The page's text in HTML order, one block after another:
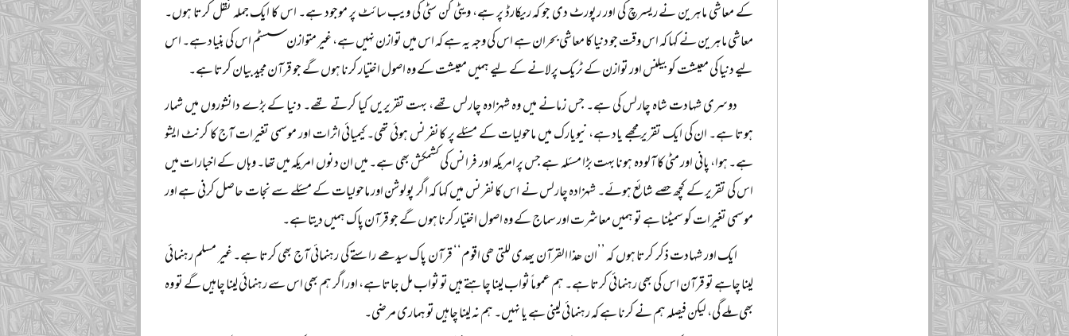
کے معاشی ماہرین نے ریسرچ کی اور رپورٹ دی جو کہ ریکارڈ پر ہے، ویٹی کن سٹی کی ویب سائٹ پر موجود ہے۔ اس کا ایک جملہ نقل کرتا ہوں۔
معاشی ماہرین نے کہا کہ اس وقت جو دنیا کا معاشی بحران ہے اس کی وجہ یہ ہے کہ اس میں توازن نہیں ہے، غیر متوازن سسٹم اس کی بنیاد ہے۔ اس
لیے دنیا کی معیشت کو بیلنس اور توازن کے ٹریک پر لانے کے لیے ہمیں معیشت کے وہ اصول اختیار کرنا ہوں گے جو قرآن مجید بیان کرتا ہے۔
دوسری شہادت شاہ چارلس کی ہے۔ جس زمانے میں وہ شہزادہ چارلس تھے، بہت تقریریں کیا کرتے تھے۔ دنیا کے بڑے دانشوروں میں شمار
ہوتا ہے۔ ان کی ایک تقریر مجھے یاد ہے، نیویارک میں ماحولیات کے مسئلے پر کانفرنس ہوئی تھی۔ کیمیائی اثرات اور موسمی تغیرات آج کا کرنٹ ایشو
ہے۔ ہوا، پانی اور مٹی کا آلودہ ہونا بہت بڑا مسئلہ ہے جس پر امریکہ اور فرانس کی کشمکش بھی ہے۔ میں ان دنوں امریکہ میں تھا۔ وہاں کے اخبارات میں
اس کی تقریر کے کچھ حصے شائع ہوئے۔ شہزادہ چارلس نے اس کانفرنس میں کہا کہ اگر پولوشن اور ماحولیات کے مسئلے سے نجات حاصل کرنی ہے اور
موسمی تغیرات کو سمیٹنا ہے تو ہمیں معاشرت اور سماج کے وہ اصول اختیار کرنا ہوں گے جو قرآن پاک ہمیں دیتا ہے۔
ایک اور شہادت ذکر کرتا ہوں کہ ’’ان ھذا القرآن یھدی للتی ھی اقوم‘‘ قرآن پاک سیدھے راستے کی رہنمائی آج بھی کرتا ہے۔ غیر مسلم رہنمائی
لینا چاہے تو قرآن اس کی بھی رہنمائی کرتا ہے۔ ہم عموماً ثواب لینا چاہتے ہیں تو ثواب مل جاتا ہے، اور اگر ہم بھی اس سے رہنمائی لینا چاہیں گے تو وہ
بھی ملے گی، لیکن فیصلہ ہم نے کرنا ہے کہ رہنمائی لینی ہے یا نہیں۔ ہم نہ لینا چاہیں تو ہماری مرضی۔